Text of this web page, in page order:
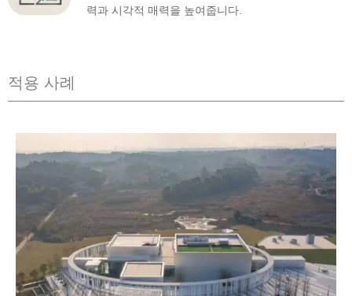
력과 시각적 매력을 높여줍니다.
적용 사례